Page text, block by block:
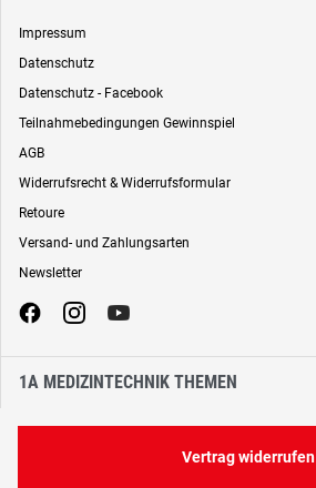
Impressum
Datenschutz
Datenschutz - Facebook
Teilnahmebedingungen Gewinnspiel
AGB
Widerrufsrecht & Widerrufsformular
Retoure
Versand- und Zahlungsarten
Newsletter
1A MEDIZINTECHNIK THEMEN
Vertrag widerrufen